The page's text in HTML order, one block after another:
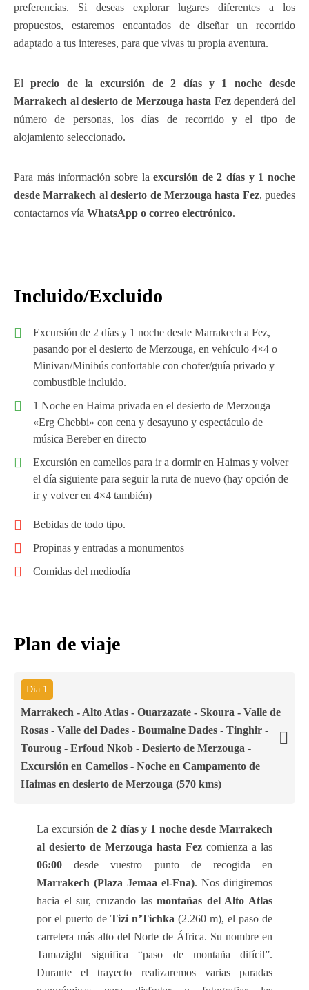
preferencias. Si deseas explorar lugares diferentes a los
propuestos, estaremos encantados de diseñar un recorrido
adaptado a tus intereses, para que vivas tu propia aventura.
Elprecio de la excursión de 2 días y 1 noche desde
Marrakech al desierto de Merzouga hasta Fezdependerá del
número de personas, los días de recorrido y el tipo de
alojamiento seleccionado.
Para más información sobre laexcursión de 2 días y 1 noche
desde Marrakech al desierto de Merzouga hasta Fez, puedes
contactarnos vía WhatsApp o correo electrónico.
Incluido/Excluido
Excursión de 2 días y 1 noche desde Marrakech a Fez,
pasando por el desierto de Merzouga, en vehículo 4×4 o
Minivan/Minibús confortable con chofer/guía privado y
combustible incluido.
1 Noche en Haima privada en el desierto de Merzouga
«Erg Chebbi» con cena y desayuno y espectáculo de
música Bereber en directo
Excursión en camellos para ir a dormir en Haimas y volver
el día siguiente para seguir la ruta de nuevo (hay opción de
ir y volver en 4×4 también)
Bebidas de todo tipo.
Propinas y entradas a monumentos
Comidas del mediodía
Plan de viaje
Día 1
Marrakech - Alto Atlas - Ouarzazate - Skoura - Valle de
Rosas - Valle del Dades - Boumalne Dades - Tinghir -
Touroug - Erfoud Nkob - Desierto de Merzouga -
Excursión en Camellos - Noche en Campamento de
Haimas en desierto de Merzouga (570 kms)
La excursiónde 2 días y 1 noche desde Marrakech
al desierto de Merzouga hasta Fez comienza a las
06:00 desde vuestro punto de recogida en
Marrakech (Plaza Jemaa el-Fna). Nos dirigiremos
hacia el sur, cruzando lasmontañas del Alto Atlas
por el puerto de Tizi n’Tichka (2.260 m), el paso de
carretera más alto del Norte de África. Su nombre en
Tamazight significa “paso de montaña difícil”.
Durante el trayecto realizaremos varias paradas